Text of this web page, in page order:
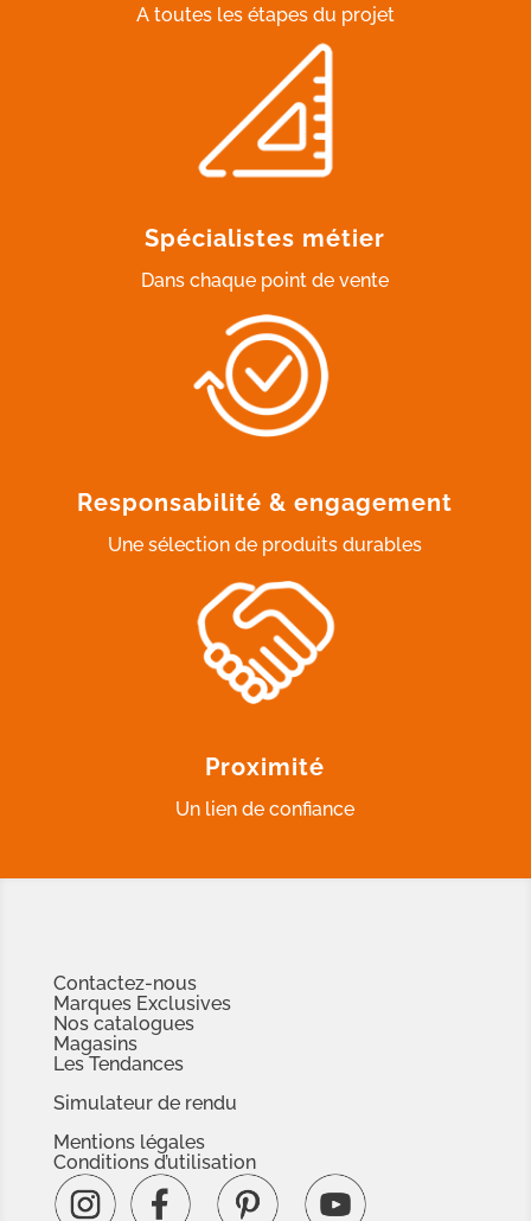
A toutes les étapes du projet
Spécialistes métier
Dans chaque point de vente
Responsabilité & engagement
Une sélection de produits durables
Proximité
Un lien de confiance
Contactez-nous
Marques Exclusives
Nos catalogues
Magasins
Les Tendances
Simulateur de rendu
Mentions légales
Conditions d’utilisation